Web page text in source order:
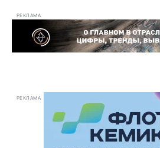
РЕКЛАМА
РЕКЛАМА